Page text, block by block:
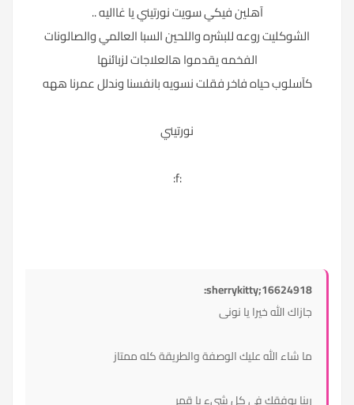
آهلين فيكي سويت نورتيني يا غااليه ..
الشوكليت روعه للبشره واللحين السبا العالمي والصالونات
الفخمه يقدموا هالعلاجات لزبائنها
كآسلوب حياه فاخر فقلت نسويه بانفسنا وندلل عمرنا ههه
نورتيني
:f:
sherrykitty;16624918:
جازاك الله خيرا يا نونى
ما شاء الله عليك الوصفة والطريقة كله ممتاز
ربنا يوفقك فى كل شىء يا قمر